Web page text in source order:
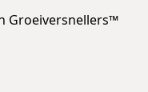
Groeiversnellers™